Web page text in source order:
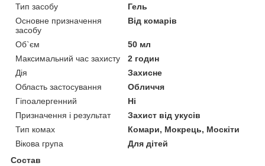
Тип засобу
Гель
Основне призначення
засобу
Від комарів
Об`єм
50 мл
Максимальний час захисту
2 годин
Дія
Захисне
Область застосування
Обличчя
Гіпоалергенний
Ні
Призначення і результат
Захист від укусів
Тип комах
Комари, Мокрець, Москіти
Вікова група
Для дітей
Состав